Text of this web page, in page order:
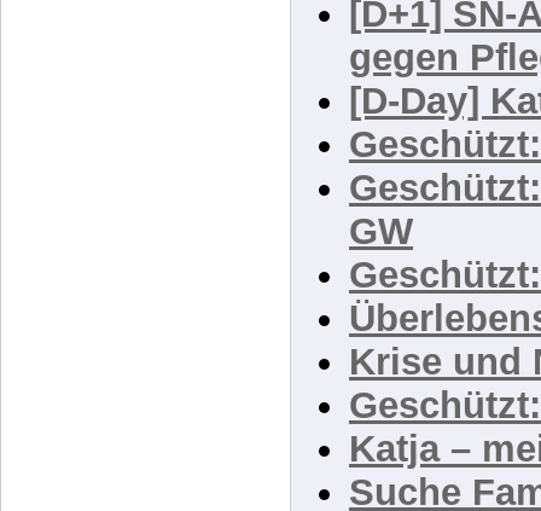
[D+1] SN-
gegen
[D-Day]
GW
Krise und
Katja –